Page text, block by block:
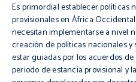
Es primordial establecer políticas
provisionales en África
necesitan implementarse a nivel
creación de políticas nacionales
estar guiadas por los acuerdos
periodo de estancia provisional y